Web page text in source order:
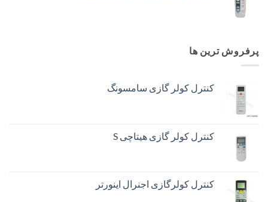
پرفروش ترین ها
کنترل کولر گازی سامسونگ
کنترل کولر گازی هیتاچی S
کنترل کولرگازی اجنرال اینورتر